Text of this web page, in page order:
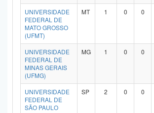
UNIVERSIDADE
FEDERAL DE
MATO GROSSO
(UFMT)
MT 1 0 0
UNIVERSIDADE
FEDERAL DE
MINAS GERAIS
(UFMG)
MG 1 0 0
UNIVERSIDADE
FEDERAL DE
SÃO PAULO
SP 2 0 0